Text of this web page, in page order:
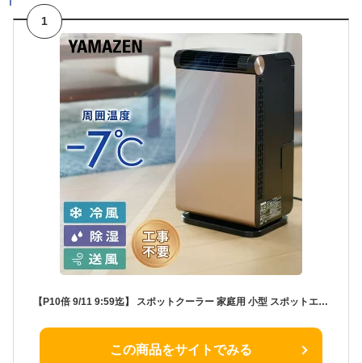
1
【P10倍 9/11 9:59迄】 スポットクーラー 家庭用 小型 スポットエアコン 工事不要 キャスター付き YEC-LD032C(CG) ポータブルクーラー パーソナルクーラー 移動式エアコン 排熱ダクト付き 持ち運び DCモーター 冷風 除湿 山善 YAMAZEN 【送料無料】
この商品をサイトでみる